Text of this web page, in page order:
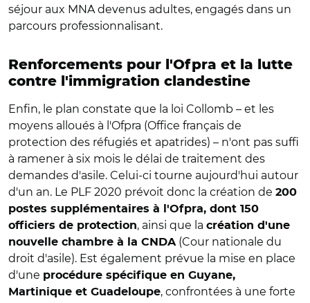
séjour aux MNA devenus adultes, engagés dans un
parcours professionnalisant.
Renforcements pour l'Ofpra et la lutte
contre l'immigration clandestine
Enfin, le plan constate que la loi Collomb – et les
moyens alloués à l'Ofpra (Office français de
protection des réfugiés et apatrides) – n'ont pas suffi
à ramener à six mois le délai de traitement des
demandes d'asile. Celui-ci tourne aujourd'hui autour
d'un an. Le PLF 2020 prévoit donc la création de 200
postes supplémentaires à l'Ofpra, dont 150
officiers de protection, ainsi que la création d'une
nouvelle chambre à la CNDA (Cour nationale du
droit d'asile). Est également prévue la mise en place
d'une procédure spécifique en Guyane,
Martinique et Guadeloupe, confrontées à une forte